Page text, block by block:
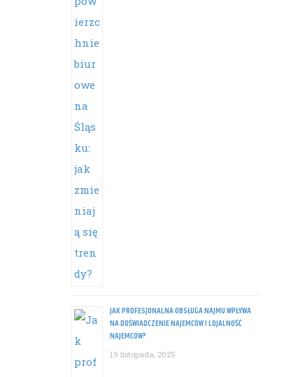
JAK PROFESJONALNA OBSŁUGA NAJMU WPŁYWA
NA DOŚWIADCZENIE NAJEMCÓW I LOJALNOŚĆ
NAJEMCÓW?
19 listopada, 2025